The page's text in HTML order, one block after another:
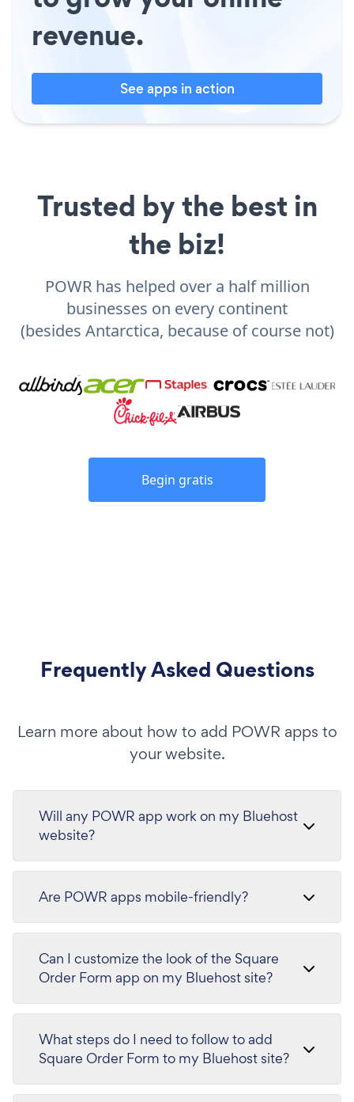
revenue.
See apps in action
Trusted by the best in
the biz!
POWR has helped over a half million
businesses on every continent
(besides Antarctica, because of course not)
Begin gratis
Frequently Asked Questions
Learn more about how to add POWR apps to
your website.
Will any POWR app work on my Bluehost
website?
Are POWR apps mobile-friendly?
Can I customize the look of the Square
Order Form app on my Bluehost site?
What steps do I need to follow to add
Square Order Form to my Bluehost site?